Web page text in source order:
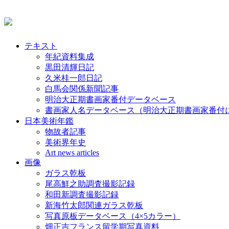
テキスト
年紀資料集成
黒田清輝日記
久米桂一郎日記
白馬会関係新聞記事
明治大正期書画家番付データベース
書画家人名データベース（明治大正期書画家番付
日本美術年鑑
物故者記事
美術界年史
Art news articles
画像
ガラス乾板
尾高鮮之助調査撮影記録
和田新調査撮影記録
新海竹太郎関連ガラス乾板
写真原板データベース（4×5カラー）
畑正吉フランス留学期写真資料